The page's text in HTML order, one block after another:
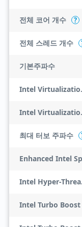
전체 코어 개수 ?
전체 스레드 개수
기본주파수
Intel
Intel
최대 터보 주파수
Intel